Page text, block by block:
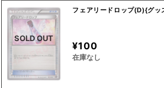
SOLD OUT
フェアリードロップ(D){グ
¥100
在庫なし